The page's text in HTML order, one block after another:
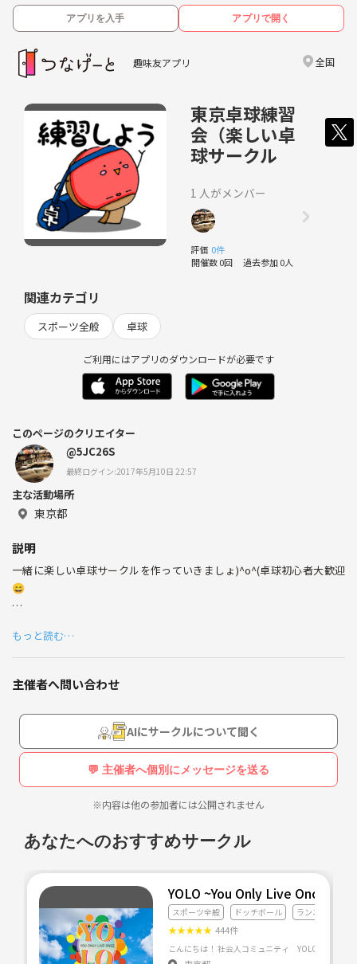
アプリを入手 アプリで開く
趣味友アプリ 全国
東京卓球練習
会（楽しい卓
球サークル
1 人がメンバー
評価 0件
開催数 0回 過去参加 0人
関連カテゴリ
スポーツ全般 卓球
ご利用にはアプリのダウンロードが必要です
このページのクリエイター
@5JC26S
最終ログイン:2017年5月10日 22:57
主な活動場所
東京都
説明
一緒に楽しい卓球サークルを作っていきましょ)^o^(卓球初心者大歓迎
😄
卓球練習できる方探してます。
よろしくお願いします
最近は女性の方も多くなってきたので女性の方も参加しやすいのかなと
思います。
レベルは全国大会出場から初心者まで幅広くの人がいます。
がっつり練習し人から卓球これからやりたい人まで全然Ｏｋです。
基本的な練習場所は新宿スポーツセンター、港区スポーツセンター、中
央区スポーツセンター、渋谷EST、中野体育館、杉並区。ですがチーム
ないで個別に練習しても全OKです)^o^(
もっと読む…
主催者へ問い合わせ
AIにサークルについて聞く
💬 主催者へ個別にメッセージを送る
※内容は他の参加者には公開されません
あなたへのおすすめサークル
YOLO ~You Only Live Once~
スポーツ全般 ドッチボール ランニング・ジ
★★★★★ 444件